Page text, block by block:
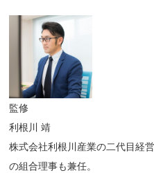
監修
利根川 靖
株式会社利根川産業の二代目経
の組合理事も兼任。